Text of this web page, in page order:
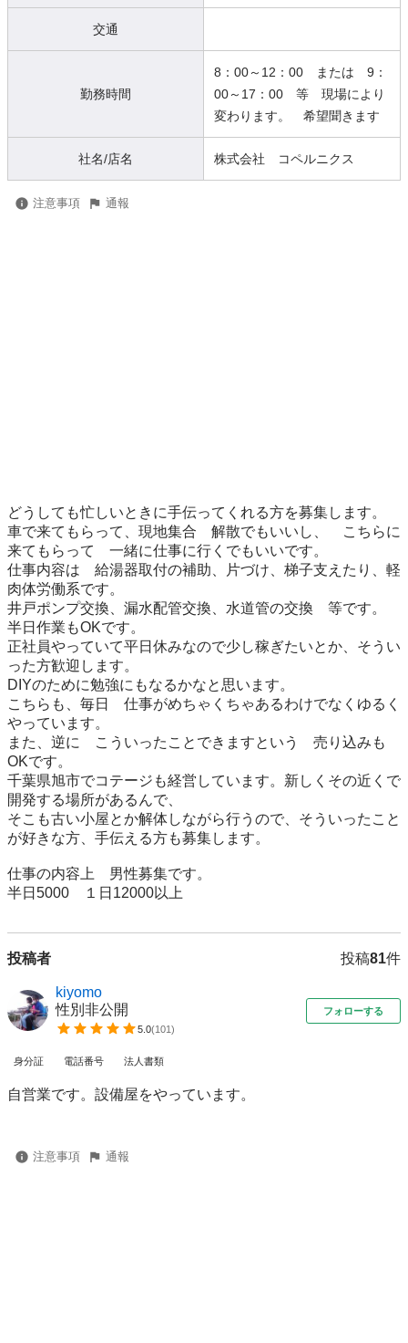
交通
勤務時間
8：00～12：00 または 9：
00～17：00 等 現場により
変わります。 希望聞きます
社名/店名 株式会社 コペルニクス
注意事項 通報
どうしても忙しいときに手伝ってくれる方を募集します。
車で来てもらって、現地集合　解散でもいいし、　こちらに
来てもらって　一緒に仕事に行くでもいいです。
仕事内容は　給湯器取付の補助、片づけ、梯子支えたり、軽
肉体労働系です。
井戸ポンプ交換、漏水配管交換、水道管の交換　等です。
半日作業もOKです。
正社員やっていて平日休みなので少し稼ぎたいとか、そうい
った方歓迎します。
DIYのために勉強にもなるかなと思います。
こちらも、毎日　仕事がめちゃくちゃあるわけでなくゆるく
やっています。
また、逆に　こういったことできますという　売り込みも
OKです。
千葉県旭市でコテージも経営しています。新しくその近くで
開発する場所があるんで、
そこも古い小屋とか解体しながら行うので、そういったこと
が好きな方、手伝える方も募集します。
仕事の内容上　男性募集です。
半日5000　１日12000以上
投稿者 投稿81件
kiyomo
性別非公開
5.0(101)
フォローする
身分証 電話番号 法人書類
自営業です。設備屋をやっています。
注意事項 通報